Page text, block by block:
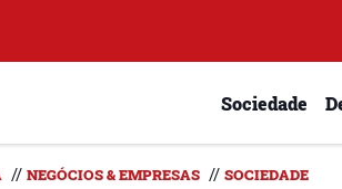
Sociedade
// NEGÓCIOS & EMPRESAS // SOCIEDADE